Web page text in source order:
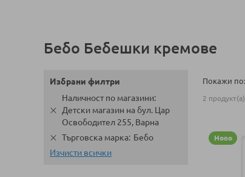
Бебо Бебешки кремове
Покажи по
2 продукт(а)
Ново
Избрани филтри
Наличност по магазини
Детски магазин на бул. Цар
Освободител 255, Варна
Търговска марка Бебо
Изчисти всички